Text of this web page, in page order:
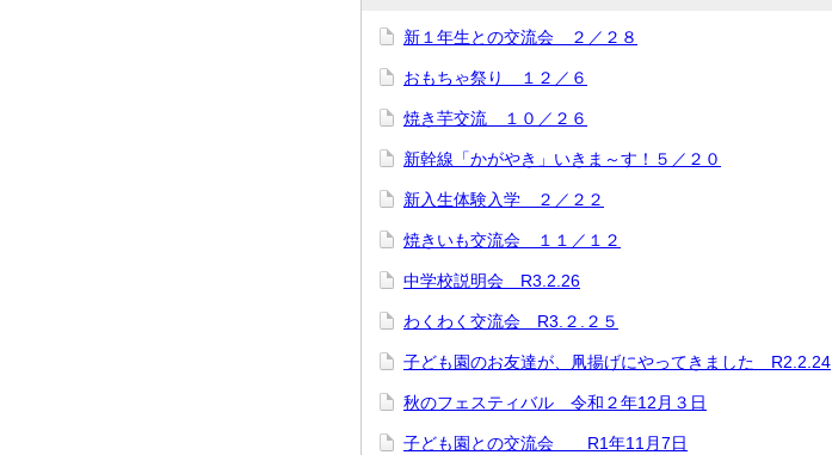
新１年生との交流会 ２／２８
おもちゃ祭り １２／６
焼き芋交流 １０／２６
新幹線「かがやき」いきま～す！５／２０
新入生体験入学 ２／２２
焼きいも交流会 １１／１２
中学校説明会 R3.2.26
わくわく交流会 R3.２.２５
子ども園のお友達が、凧揚げにやってきました R2.2.24
秋のフェスティバル 令和２年12月３日
子ども園との交流会 R1年11月7日